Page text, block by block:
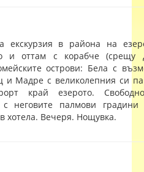
екскурзия в района на
и оттам с корабче (срещу
острови: Бела с
и Мадре с великолепния си
край езерото.
неговите палмови градини
хотела. Вечеря. Нощувка.